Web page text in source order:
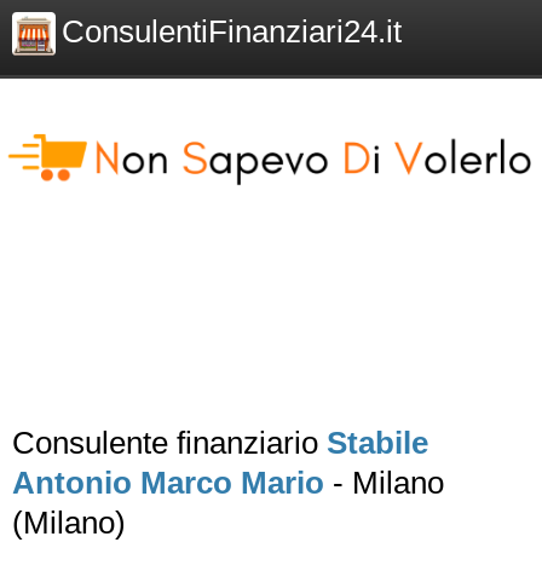
ConsulentiFinanziari24.it
Consulente finanziario Stabile
Antonio Marco Mario - Milano
(Milano)